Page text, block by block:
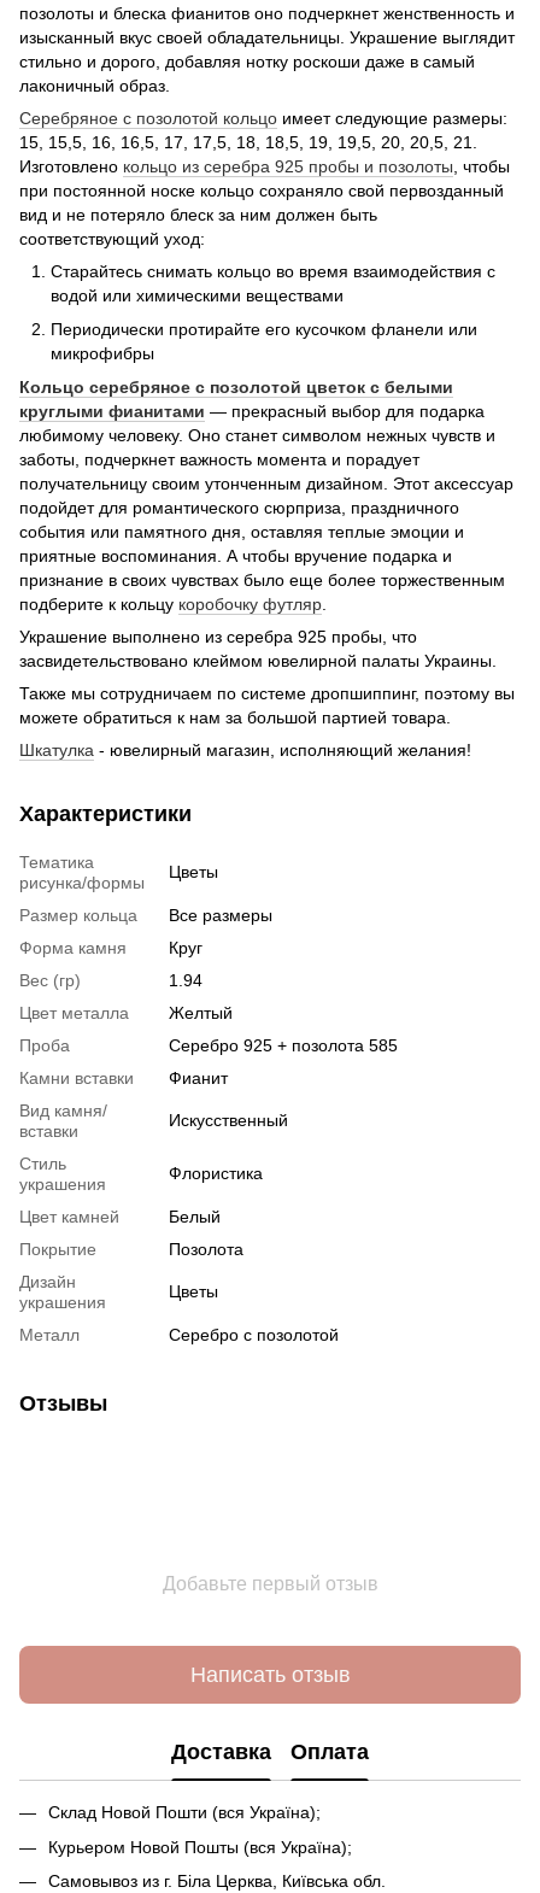
позолоты и блеска фианитов оно подчеркнет женственность и
изысканный вкус своей обладательницы. Украшение выглядит
стильно и дорого, добавляя нотку роскоши даже в самый
лаконичный образ.
Серебряное с позолотой кольцо имеет следующие размеры:
15, 15,5, 16, 16,5, 17, 17,5, 18, 18,5, 19, 19,5, 20, 20,5, 21.
Изготовлено кольцо из серебра 925 пробы и позолоты , чтобы
при постоянной носке кольцо сохраняло свой первозданный
вид и не потеряло блеск за ним должен быть
соответствующий уход:
Старайтесь снимать кольцо во время взаимодействия с
водой или химическими веществами
Периодически протирайте его кусочком фланели или
микрофибры
Кольцо серебряное с позолотой цветок с белыми
круглыми фианитами — прекрасный выбор для подарка
любимому человеку. Оно станет символом нежных чувств и
заботы, подчеркнет важность момента и порадует
получательницу своим утонченным дизайном. Этот аксессуар
подойдет для романтического сюрприза, праздничного
события или памятного дня, оставляя теплые эмоции и
приятные воспоминания. А чтобы вручение подарка и
признание в своих чувствах было еще более торжественным
подберите к кольцу коробочку футляр.
Украшение выполнено из серебра 925 пробы, что
засвидетельствовано клеймом ювелирной палаты Украины.
Также мы сотрудничаем по системе дропшиппинг, поэтому вы
можете обратиться к нам за большой партией товара.
Шкатулка - ювелирный магазин, исполняющий желания!
Характеристики
Тематика
рисунка/формы
Цветы
Размер кольца
Все размеры
Форма камня
Круг
Вес (гр)
1.94
Цвет металла
Желтый
Проба
Серебро 925 + позолота 585
Камни вставки
Фианит
Вид камня/
вставки
Искусственный
Стиль
украшения
Флористика
Цвет камней
Белый
Покрытие
Позолота
Дизайн
украшения
Цветы
Металл Серебро с позолотой
Отзывы
Добавьте первый отзыв
Написать отзыв
Доставка Оплата
Склад Новой Пошти (вся Україна);
Курьером Новой Пошты (вся Україна);
Самовывоз из г. Біла Церква, Київська обл.